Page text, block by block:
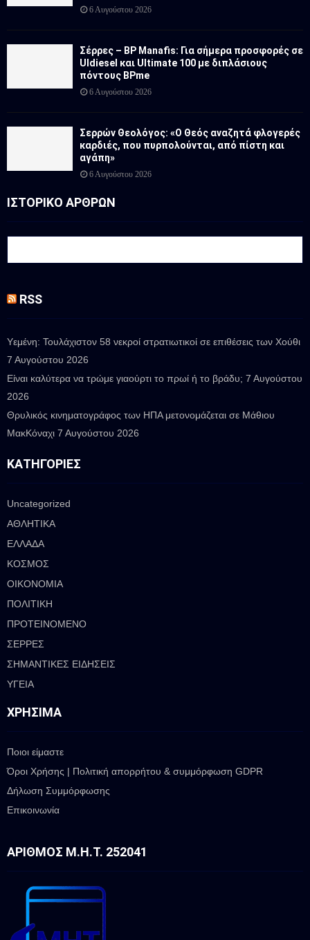
6 Αυγούστου 2026
Σέρρες – BP Manafis: Για σήμερα προσφορές σε
Uldiesel και Ultimate 100 με διπλάσιους
πόντους BPme
6 Αυγούστου 2026
Σερρών Θεολόγος: «Ο Θεός αναζητά φλογερές
καρδιές, που πυρπολούνται, από πίστη και
αγάπη»
6 Αυγούστου 2026
ΙΣΤΟΡΙΚΟ ΑΡΘΡΩΝ
RSS
Υεμένη: Τουλάχιστον 58 νεκροί στρατιωτικοί σε επιθέσεις των Χούθι
7 Αυγούστου 2026
Είναι καλύτερα να τρώμε γιαούρτι το πρωί ή το βράδυ; 7 Αυγούστου
2026
Θρυλικός κινηματογράφος των ΗΠΑ μετονομάζεται σε Μάθιου
ΜακΚόναχι 7 Αυγούστου 2026
ΚΑΤΗΓΟΡΊΕΣ
Uncategorized
ΑΘΛΗΤΙΚΑ
ΕΛΛΑΔΑ
ΚΟΣΜΟΣ
ΟΙΚΟΝΟΜΙΑ
ΠΟΛΙΤΙΚΗ
ΠΡΟΤΕΙΝΟΜΕΝΟ
ΣΕΡΡΕΣ
ΣΗΜΑΝΤΙΚΕΣ ΕΙΔΗΣΕΙΣ
ΥΓΕΙΑ
ΧΡΉΣΙΜΑ
Ποιοι είμαστε
Όροι Χρήσης | Πολιτική απορρήτου & συμμόρφωση GDPR
Δήλωση Συμμόρφωσης
Επικοινωνία
ΑΡΙΘΜΌΣ Μ.Η.Τ. 252041